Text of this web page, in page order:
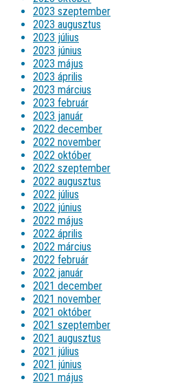
2023 szeptember
2023 augusztus
2023 július
2023 június
2023 május
2023 április
2023 március
2023 február
2023 január
2022 december
2022 november
2022 október
2022 szeptember
2022 augusztus
2022 július
2022 június
2022 május
2022 április
2022 március
2022 február
2022 január
2021 december
2021 november
2021 október
2021 szeptember
2021 augusztus
2021 július
2021 június
2021 május